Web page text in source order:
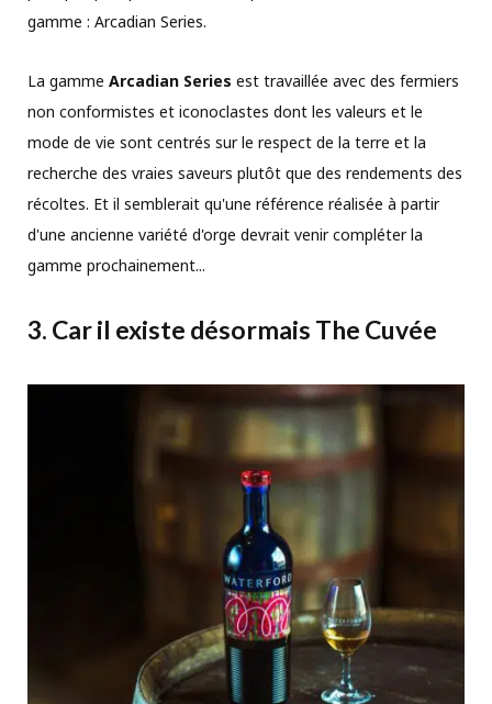
gamme : Arcadian Series.
La gamme Arcadian Series est travaillée avec des fermiers
non conformistes et iconoclastes dont les valeurs et le
mode de vie sont centrés sur le respect de la terre et la
recherche des vraies saveurs plutôt que des rendements des
récoltes. Et il semblerait qu'une référence réalisée à partir
d'une ancienne variété d'orge devrait venir compléter la
gamme prochainement...
3. Car il existe désormais The Cuvée